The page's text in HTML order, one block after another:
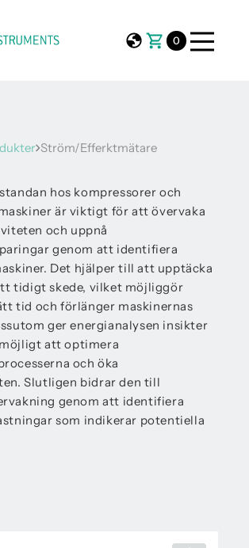
0
Ström/Efferktmätare
hos kompressorer och
är viktigt för att övervaka
och uppnå
genom att identifiera
Det hjälper till att upptäcka
tidigt skede, vilket möjliggör
tid och förlänger maskinernas
ger energianalysen insikter
att optimera
och öka
Slutligen bidrar den till
genom att identifiera
som indikerar potentiella